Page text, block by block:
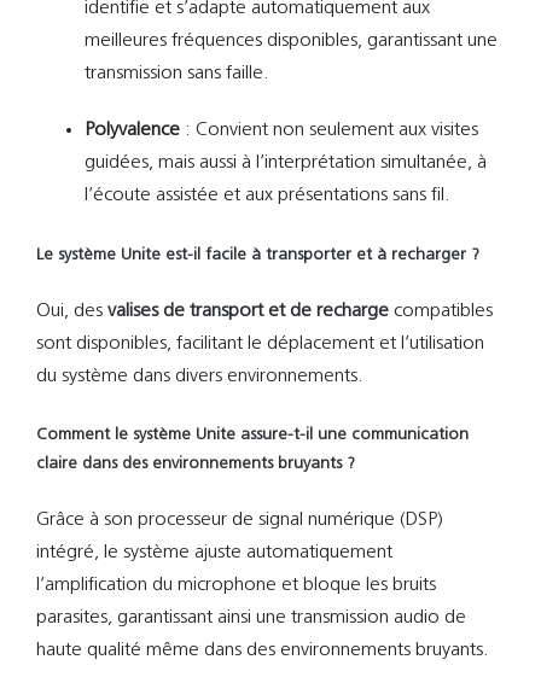
identifie et s’adapte automatiquement aux
meilleures fréquences disponibles, garantissant une
transmission sans faille.
Polyvalence : Convient non seulement aux visites
guidées, mais aussi à l’interprétation simultanée, à
l’écoute assistée et aux présentations sans fil.
Le système Unite est-il facile à transporter et à recharger ?
Oui, des valises de transport et de recharge compatibles
sont disponibles, facilitant le déplacement et l’utilisation
du système dans divers environnements.
Comment le système Unite assure-t-il une communication
claire dans des environnements bruyants ?
Grâce à son processeur de signal numérique (DSP)
intégré, le système ajuste automatiquement
l’amplification du microphone et bloque les bruits
parasites, garantissant ainsi une transmission audio de
haute qualité même dans des environnements bruyants.